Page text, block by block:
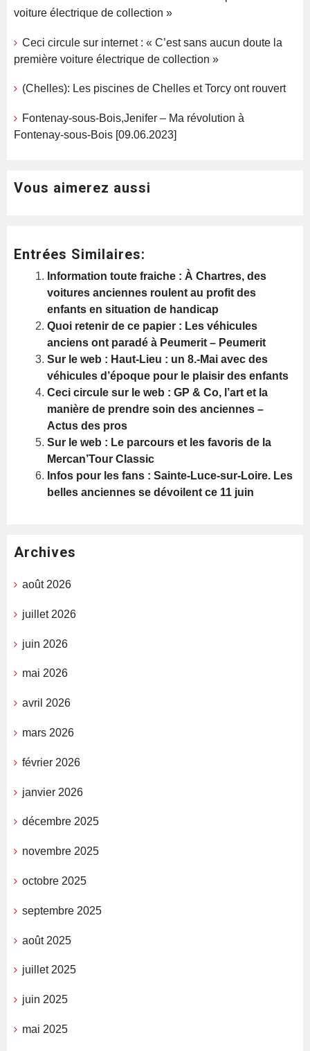
voiture électrique de collection »
Ceci circule sur internet : « C’est sans aucun doute la
première voiture électrique de collection »
(Chelles): Les piscines de Chelles et Torcy ont rouvert
Fontenay-sous-Bois,Jenifer – Ma révolution à
Fontenay-sous-Bois [09.06.2023]
Vous aimerez aussi
Entrées Similaires:
Information toute fraiche : À Chartres, des
voitures anciennes roulent au profit des
enfants en situation de handicap
Quoi retenir de ce papier : Les véhicules
anciens ont paradé à Peumerit – Peumerit
Sur le web : Haut-Lieu : un 8.-Mai avec des
véhicules d’époque pour le plaisir des enfants
Ceci circule sur le web : GP & Co, l’art et la
manière de prendre soin des anciennes –
Actus des pros
Sur le web : Le parcours et les favoris de la
Mercan’Tour Classic
Infos pour les fans : Sainte-Luce-sur-Loire. Les
belles anciennes se dévoilent ce 11 juin
Archives
août 2026
juillet 2026
juin 2026
mai 2026
avril 2026
mars 2026
février 2026
janvier 2026
décembre 2025
novembre 2025
octobre 2025
septembre 2025
août 2025
juillet 2025
juin 2025
mai 2025